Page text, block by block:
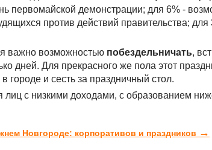
первомайской демонстрации; для 6% -
против действий правительства; для
важно возможностью побездельничать,
дней. Для прекрасного же пола этот
городе и сесть за праздничный стол.
лиц с низкими доходами, с образованием
Новгороде: корпоративов и праздников →